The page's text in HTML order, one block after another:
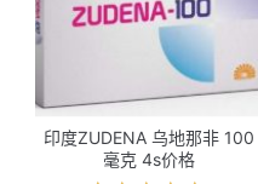
印度ZUDENA 乌地那非 100
毫克 4s价格